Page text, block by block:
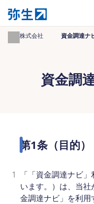
弥生株式会社 資金調達ナ
資金調
第1条（目的）
1
「「資金調達ナビ
います。）は、当
金調達ナビ」を利